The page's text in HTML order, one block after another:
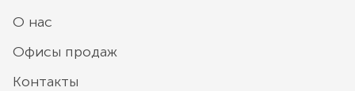
О нас
Офисы продаж
Контакты